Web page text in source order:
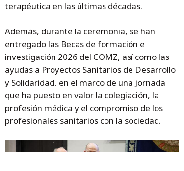
terapéutica en las últimas décadas.
Además, durante la ceremonia, se han
entregado las Becas de formación e
investigación 2026 del COMZ, así como las
ayudas a Proyectos Sanitarios de Desarrollo
y Solidaridad, en el marco de una jornada
que ha puesto en valor la colegiación, la
profesión médica y el compromiso de los
profesionales sanitarios con la sociedad.